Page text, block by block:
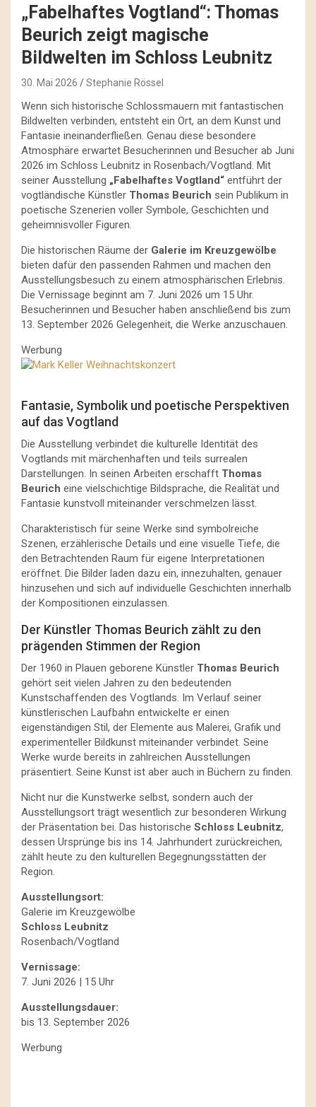
„Fabelhaftes Vogtland“: Thomas
Beurich zeigt magische
Bildwelten im Schloss Leubnitz
30. Mai 2026 Stephanie Rössel
Wenn sich historische Schlossmauern mit fantastischen
Bildwelten verbinden, entsteht ein Ort, an dem Kunst und
Fantasie ineinanderfließen. Genau diese besondere
Atmosphäre erwartet Besucherinnen und Besucher ab Juni
2026 im Schloss Leubnitz in Rosenbach/Vogtland. Mit
seiner Ausstellung „Fabelhaftes Vogtland“ entführt der
vogtländische Künstler Thomas Beurich sein Publikum in
poetische Szenerien voller Symbole, Geschichten und
geheimnisvoller Figuren.
Die historischen Räume der Galerie im Kreuzgewölbe
bieten dafür den passenden Rahmen und machen den
Ausstellungsbesuch zu einem atmosphärischen Erlebnis.
Die Vernissage beginnt am 7. Juni 2026 um 15 Uhr.
Besucherinnen und Besucher haben anschließend bis zum
13. September 2026 Gelegenheit, die Werke anzuschauen.
Werbung
Fantasie, Symbolik und poetische Perspektiven
auf das Vogtland
Die Ausstellung verbindet die kulturelle Identität des
Vogtlands mit märchenhaften und teils surrealen
Darstellungen. In seinen Arbeiten erschafft Thomas
Beurich eine vielschichtige Bildsprache, die Realität und
Fantasie kunstvoll miteinander verschmelzen lässt.
Charakteristisch für seine Werke sind symbolreiche
Szenen, erzählerische Details und eine visuelle Tiefe, die
den Betrachtenden Raum für eigene Interpretationen
eröffnet. Die Bilder laden dazu ein, innezuhalten, genauer
hinzusehen und sich auf individuelle Geschichten innerhalb
der Kompositionen einzulassen.
Der Künstler Thomas Beurich zählt zu den
prägenden Stimmen der Region
Der 1960 in Plauen geborene Künstler Thomas Beurich
gehört seit vielen Jahren zu den bedeutenden
Kunstschaffenden des Vogtlands. Im Verlauf seiner
künstlerischen Laufbahn entwickelte er einen
eigenständigen Stil, der Elemente aus Malerei, Grafik und
experimenteller Bildkunst miteinander verbindet. Seine
Werke wurde bereits in zahlreichen Ausstellungen
präsentiert. Seine Kunst ist aber auch in Büchern zu finden.
Nicht nur die Kunstwerke selbst, sondern auch der
Ausstellungsort trägt wesentlich zur besonderen Wirkung
der Präsentation bei. Das historische Schloss Leubnitz,
dessen Ursprünge bis ins 14. Jahrhundert zurückreichen,
zählt heute zu den kulturellen Begegnungsstätten der
Region.
Ausstellungsort:
Galerie im Kreuzgewölbe
Schloss Leubnitz
Rosenbach/Vogtland
Vernissage:
7. Juni 2026 | 15 Uhr
Ausstellungsdauer:
bis 13. September 2026
Werbung